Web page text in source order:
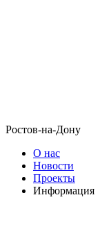
Ростов-на-Дону
О нас
Новости
Проекты
Информация